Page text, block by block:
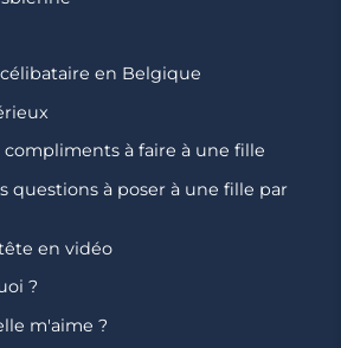
en Belgique
à faire à une fille
questions à poser à une fille par
en vidéo
?
m'aime ?